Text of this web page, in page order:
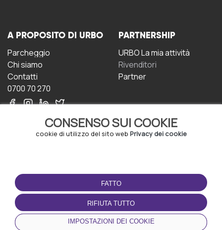
CONSENSO SUI COOKIE
cookie di utilizzo del sito web Privacy dei cookie
FATTO
RIFIUTA TUTTO
IMPOSTAZIONI DEI COOKIE
A PROPOSITO DI URBO
Parcheggio
Chi siamo
Contatti
0700 70 270
PARTNERSHIP
URBO La mia attività
Rivenditori
Partner
CONDIZIONI D'USO
Termini e Condizioni
Politica sulla riservatezza
Gestione dei Cookie
SCARICA L'APP